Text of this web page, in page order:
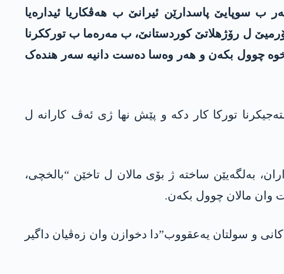
سوپایێ پاسدارێن ئیرانێ ب هەڤکاریا ئیدارەیا
ئۆرمیێ ل رۆژهلاتێ کوردستانێ، ب مەرەما ب تورککرنا
خوە چوول بکەن و هەر وەسا دەست دانیە سەر هندەک
تورکا کار دکە و پێش نها ژی ئەڤ کارانە ل
بەلگەیێن ساختە ژ بۆی مالان ل تاخێن “بالخچی،
وان مالان چوول بکەن.
و سولتان یەعقووب”دا دخوازن وان زەڤیان داگیر